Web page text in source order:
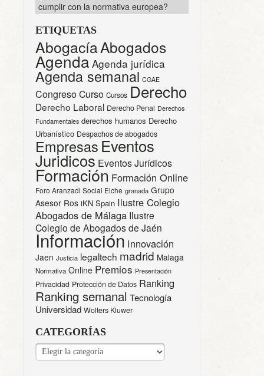
cumplir con la normativa europea?
ETIQUETAS
AbogacíaAbogados
Agenda Agenda jurídica
Agenda semanal CGAE
CongresoCurso Cursos Derecho
Derecho Laboral Derecho Penal Derechos
Fundamentales derechos humanos Derecho
Urbanístico Despachos de abogados
Empresas Eventos
Juridicos Eventos Jurídicos
Formación Formación Online
Foro Aranzadi Social Elche granada Grupo
Asesor Ros iKN Spain Ilustre Colegio
Abogados de Málaga Ilustre
Colegio de Abogados de Jaén
Información Innovación
Jaen Justicia legaltech madrid Malaga
Normativa Online Premios Presentación
Privacidad Protección de Datos Ranking
Ranking semanal Tecnología
Universidad Wolters Kluwer
CATEGORÍAS
CATEGORÍAS